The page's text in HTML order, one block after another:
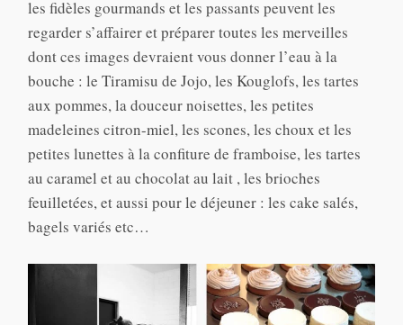
les fidèles gourmands et les passants peuvent les
regarder s’affairer et préparer toutes les merveilles
dont ces images devraient vous donner l’eau à la
bouche : le Tiramisu de Jojo, les Kouglofs, les tartes
aux pommes, la douceur noisettes, les petites
madeleines citron-miel, les scones, les choux et les
petites lunettes à la confiture de framboise, les tartes
au caramel et au chocolat au lait , les brioches
feuilletées, et aussi pour le déjeuner : les cake salés,
bagels variés etc…